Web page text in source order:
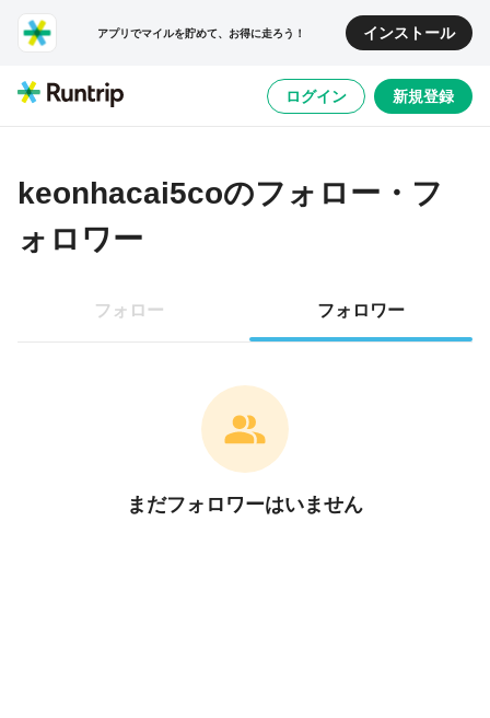
アプリでマイルを貯めて、お得に走ろう！ インストール
ログイン 新規登録
keonhacai5coのフォロー・フ
ォロワー
フォロー フォロワー
まだフォロワーはいません